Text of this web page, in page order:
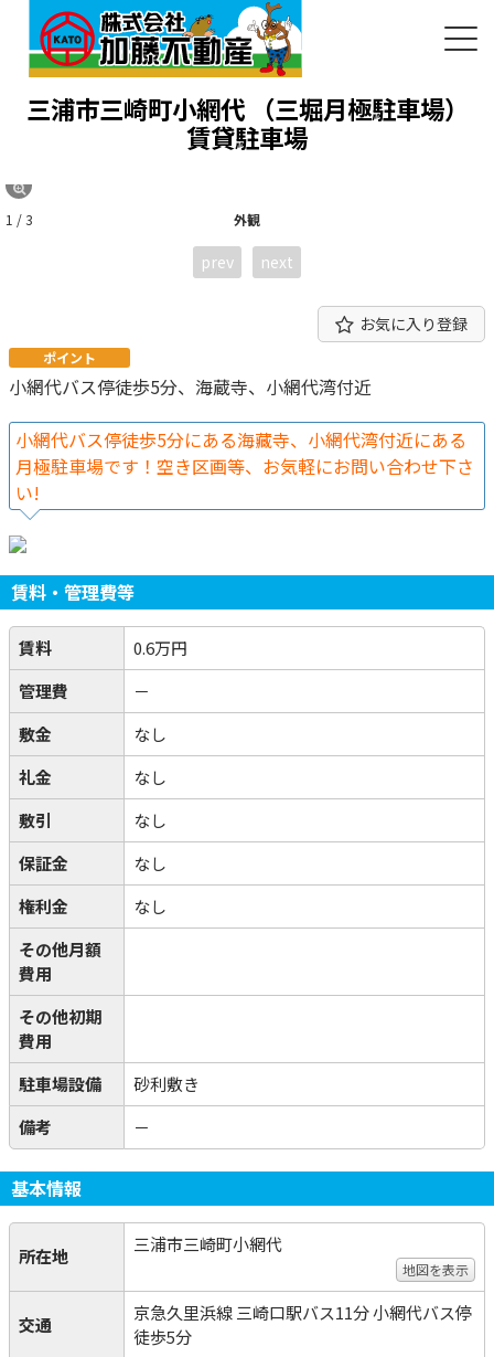
三浦市三崎町小網代 （三堀月極駐車場）
賃貸駐車場
外観
1 / 3
prev next
お気に入り登録
ポイント
小網代バス停徒歩5分、海蔵寺、小網代湾付近
小網代バス停徒歩5分にある海藏寺、小網代湾付近にある
月極駐車場です！空き区画等、お気軽にお問い合わせ下さ
い!
賃料・管理費等
賃料
0.6万円
管理費
－
敷金
なし
礼金
なし
敷引
なし
保証金
なし
権利金
なし
その他月額
費用
その他初期
費用
駐車場設備
砂利敷き
備考
－
基本情報
所在地
三浦市三崎町小網代
地図を表示
交通
京急久里浜線 三崎口駅バス11分 小網代バス停
徒歩5分